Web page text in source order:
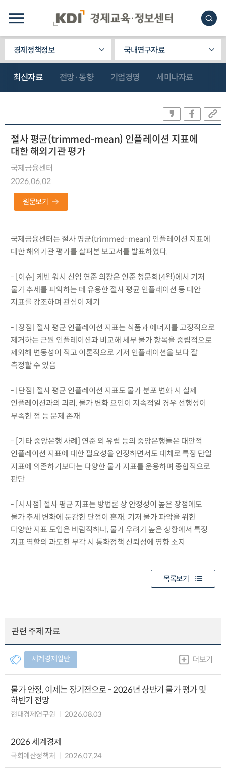
경제정책정보 국내연구자료
최신자료 전망·동향 기업경영 세미나자료
절사 평균(trimmed-mean) 인플레이션 지표에
대한 해외기관 평가
국제금융센터
2026.06.02
원문보기
국제금융센터는 절사 평균(trimmed-mean) 인플레이션 지표에
대한 해외기관 평가를 살펴본 보고서를 발표하였다.
- [이슈] 케빈 워시 신임 연준 의장은 인준 청문회(4월)에서 기저
물가 추세를 파악하는 데 유용한 절사 평균 인플레이션 등 대안
지표를 강조하며 관심이 제기
- [장점] 절사 평균 인플레이션 지표는 식품과 에너지를 고정적으로
제거하는 근원 인플레이션과 비교해 세부 물가 항목을 중립적으로
제외해 변동성이 적고 이론적으로 기저 인플레이션을 보다 잘
측정할 수 있음
- [단점] 절사 평균 인플레이션 지표도 물가 분포 변화 시 실제
인플레이션과의 괴리, 물가 변화 요인이 지속적일 경우 선행성이
부족한 점 등 문제 존재
- [기타 중앙은행 사례] 연준 외 유럽 등의 중앙은행들은 대안적
인플레이션 지표에 대한 필요성을 인정하면서도 대체로 특정 단일
지표에 의존하기보다는 다양한 물가 지표를 운용하며 종합적으로
판단
- [시사점] 절사 평균 지표는 방법론 상 안정성이 높은 장점에도
물가 추세 변화에 둔감한 단점이 혼재. 기저 물가 파악을 위한
다양한 지표 도입은 바람직하나, 물가 우려가 높은 상황에서 특정
지표 역할의 과도한 부각 시 통화정책 신뢰성에 영향 소지
목록보기
관련 주제 자료
세계경제일반 더보기
물가 안정, 이제는 장기전으로 - 2026년 상반기 물가 평가 및
하반기 전망
현대경제연구원 2026.08.03
2026 세계경제
국회예산정책처 2026.07.24